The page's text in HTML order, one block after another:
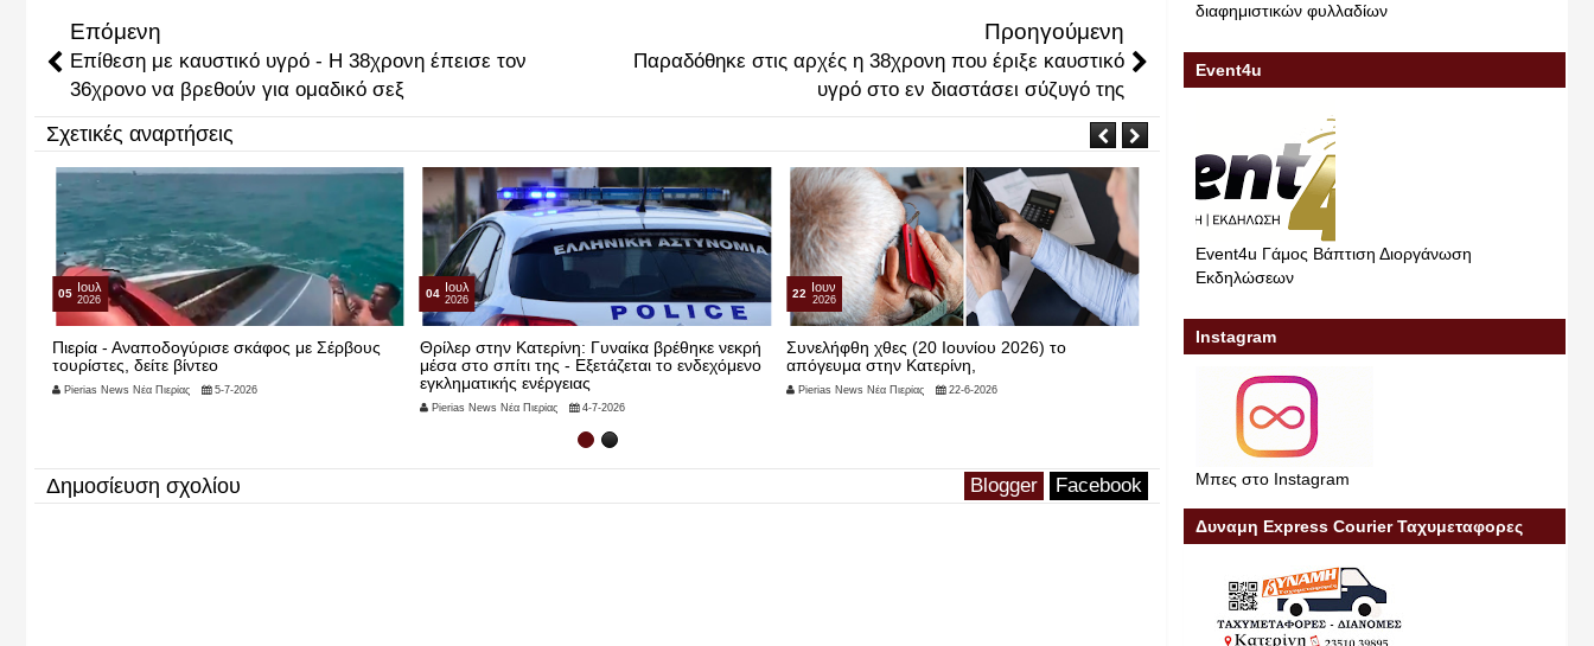
Επόμενη
Επίθεση με καυστικό υγρό - Η 38χρονη έπεισε τον
36χρονο να βρεθούν για ομαδικό σεξ
Προηγούμενη
Παραδόθηκε στις αρχές η 38χρονη που έριξε καυστικό
υγρό στο εν διαστάσει σύζυγό της
Σχετικές αναρτήσεις
05 Ιουλ
2026
Πιερία - Αναποδογύρισε σκάφος με Σέρβους
τουρίστες, δείτε βίντεο
Pierias News Νέα Πιερίας 5-7-2026
04 Ιουλ
2026
Θρίλερ στην Κατερίνη: Γυναίκα βρέθηκε νεκρή
μέσα στο σπίτι της - Εξετάζεται το ενδεχόμενο
εγκληματικής ενέργειας
Pierias News Νέα Πιερίας 4-7-2026
22 Ιουν
2026
Συνελήφθη χθες (20 Ιουνίου 2026) το
απόγευμα στην Κατερίνη,
Pierias News Νέα Πιερίας 22-6-2026
Μαι
Μακάρι να βρεθεί.
Pierias News Νέα Πιερίας
Δημοσίευση σχολίου Blogger Facebook
διαφημιστικών φυλλαδίων
Event4u
Event4u Γάμος Βάπτιση Διοργάνωση
Εκδηλώσεων
Instagram
Μπες στο Instagram
Δυναμη Express Courier Ταχυμεταφορες